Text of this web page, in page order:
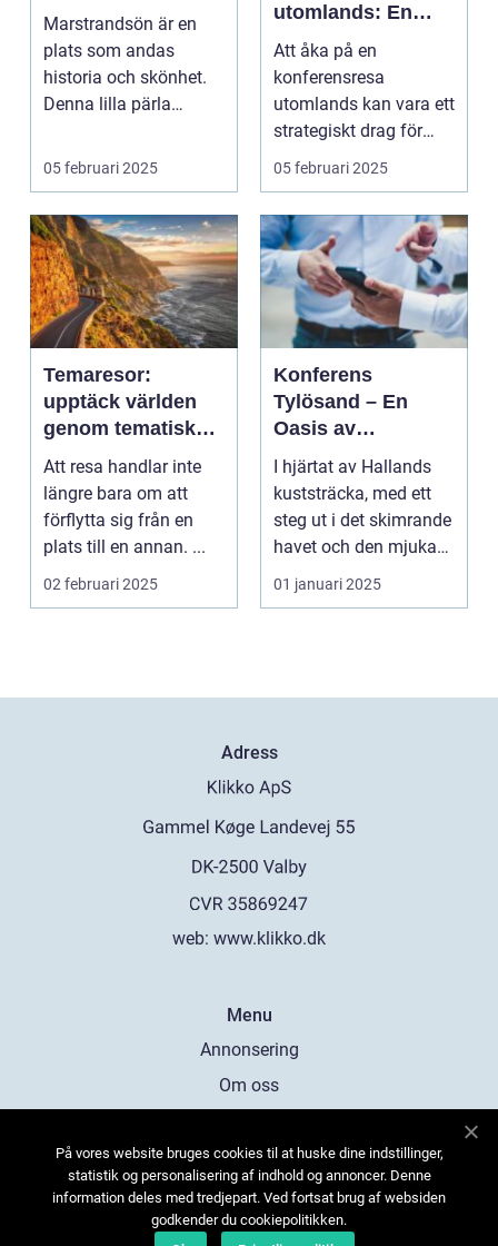
Marstrandsön är en
plats som andas
historia och skönhet.
Denna lilla pärla
05 februari 2025
utomlands: En
möjlighet för
tillväxt och
samarbete
Att åka på en
konferensresa
utomlands kan vara ett
strategiskt drag för
företa...
05 februari 2025
Temaresor:
upptäck världen
genom tematiska
upplevelser
Att resa handlar inte
längre bara om att
förflytta sig från en
plats till en annan. ...
02 februari 2025
Konferens
Tylösand – En
Oasis av
Möjligheter
I hjärtat av Hallands
kuststräcka, med ett
steg ut i det skimrande
havet och den mjuka
san...
01 januari 2025
Adress
web: www.klikko.dk
Menu
Annonsering
Om oss
Kontakta oss
Sitemap
På vores website bruges cookies til at huske dine indstillinger,
statistik og personalisering af indhold og annoncer. Denne
information deles med tredjepart. Ved fortsat brug af websiden
godkender du cookiepolitikken.